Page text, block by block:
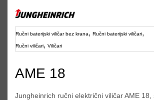
Ručni baterijski viličar bez krana, Ručni baterijski viličari,
Ručni viličari, Viličari
AME 18
Jungheinrich ručni električni viličar AME 18,